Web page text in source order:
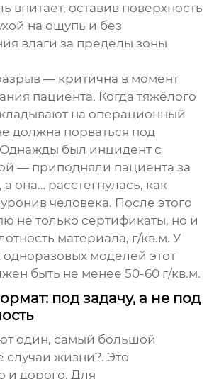
впитает, оставив поверхность
на ощупь и без
влаги за пределы зоны
— критична в момент
пациента. Когда тяжёлого
на операционный
должна порваться под
был инцидент с
— приподняли пациента за
она… расстегнулась, как
уронив человека. После этого
не только сертификаты, но и
материала, г/кв.м. У
одноразовых моделей этот
быть не менее 50-60 г/кв.м.
под задачу, а не под
один, самый большой
случаи жизни?. Это
и дорого. Для